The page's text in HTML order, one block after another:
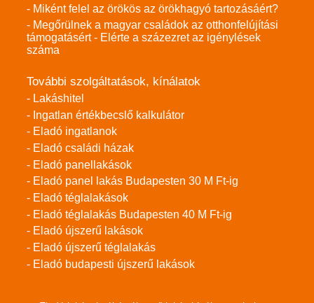
- Miként felel az örökös az örökhagyó tartozásáért?
- Megőrülnek a magyar családok az otthonfelújítási
támogatásért - Elérte a százezret az igénylések
száma
További szolgáltatások, kínálatok
- Lakáshitel
- Ingatlan értékbecslő kalkulátor
- Eladó ingatlanok
- Eladó családi házak
- Eladó panellakások
- Eladó panel lakás Budapesten 30 M Ft-ig
- Eladó téglalakások
- Eladó téglalakás Budapesten 40 M Ft-ig
- Eladó újszerű lakások
- Eladó újszerű téglalakás
- Eladó budapesti újszerű lakások